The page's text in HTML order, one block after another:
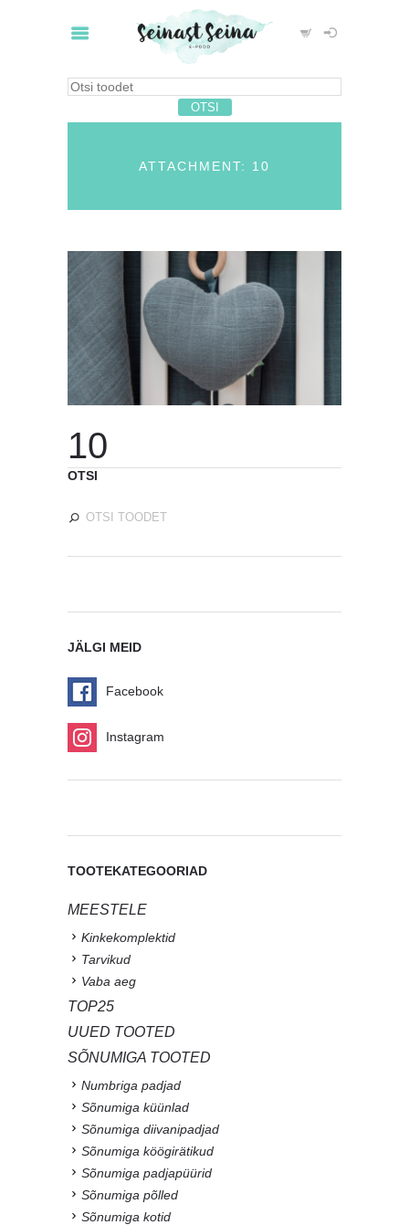
ATTACHMENT: 10
10
OTSI
JÄLGI MEID
Facebook
Instagram
TOOTEKATEGOORIAD
MEESTELE
Kinkekomplektid
Tarvikud
Vaba aeg
TOP25
UUED TOOTED
SÕNUMIGA TOOTED
Numbriga padjad
Sõnumiga küünlad
Sõnumiga diivanipadjad
Sõnumiga köögirätikud
Sõnumiga padjapüürid
Sõnumiga põlled
Sõnumiga kotid